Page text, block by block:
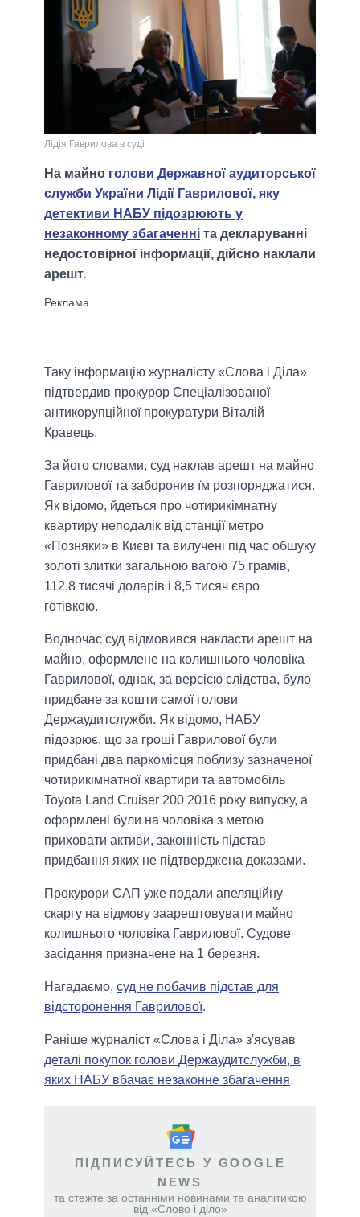
Лідія Гаврилова в суді
На майно голови Державної аудиторської
служби України Лідії Гаврилової, яку
детективи НАБУ підозрюють у
незаконному збагаченні та декларуванні
недостовірної інформації, дійсно наклали
арешт.
Таку інформацію журналісту «Слова і Діла»
підтвердив прокурор Спеціалізованої
антикорупційної прокуратури Віталій
Кравець.
За його словами, суд наклав арешт на майно
Гаврилової та заборонив їм розпоряджатися.
Як відомо, йдеться про чотирикімнатну
квартиру неподалік від станції метро
«Позняки» в Києві та вилучені під час обшуку
золоті злитки загальною вагою 75 грамів,
112,8 тисячі доларів і 8,5 тисяч євро
готівкою.
Водночас суд відмовився накласти арешт на
майно, оформлене на колишнього чоловіка
Гаврилової, однак, за версією слідства, було
придбане за кошти самої голови
Держаудитслужби. Як відомо, НАБУ
підозрює, що за гроші Гаврилової були
придбані два паркомісця поблизу зазначеної
чотирикімнатної квартири та автомобіль
Toyota Land Cruiser 200 2016 року випуску, а
оформлені були на чоловіка з метою
приховати активи, законність підстав
придбання яких не підтверджена доказами.
Прокурори САП уже подали апеляційну
скаргу на відмову заарештовувати майно
колишнього чоловіка Гаврилової. Судове
засідання призначене на 1 березня.
Нагадаємо, суд не побачив підстав для
відсторонення Гаврилової.
Раніше журналіст «Слова і Діла» з'ясував
деталі покупок голови Держаудитслужби, в
яких НАБУ вбачає незаконне збагачення.
ПІДПИСУЙТЕСЬ У GOOGLE
NEWS
та стежте за останніми новинами та аналітикою
від «Слово і діло»